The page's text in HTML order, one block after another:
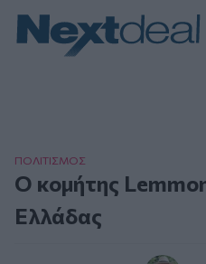
ΠΟΛΙΤΙΣΜΟΣ
Ο κομήτης
Ελλάδας